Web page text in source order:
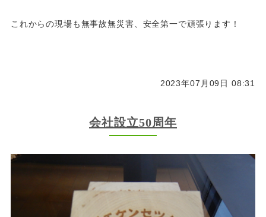
これからの現場も無事故無災害、安全第一で頑張ります！
2023年07月09日 08:31
会社設立50周年